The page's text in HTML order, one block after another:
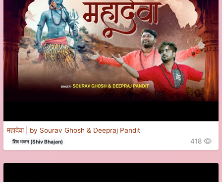
महादेवा | by Sourav Ghosh & Deepraj Pandit
शिव भजन (Shiv Bhajan) 418